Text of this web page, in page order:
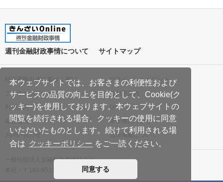
本ウェブサイトでは、お客さまの利便性および
サービスの品質の向上を目的として、Cookie(ク
ッキー)を使用しております。本ウェブサイトの
閲覧を続行される場合、クッキーの使用に同意
いただいたものとします。続けて利用される場
合は クッキーポリシー をご一読ください。
同意する
週刊金融財政事情について サイトマップ
特定商取引法に基づく表記
プライバシーポリシー
クッキーポリシー
ご利用案内
利用規約
Q&A
会社案内
著作権について
お問い合わせ
広告掲載について
一般社団法人金融財政事情研究会
本社／〒160-8519 東京都新宿区南元町19